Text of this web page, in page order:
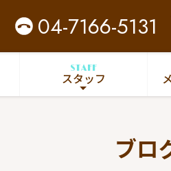
04-7166-5131
STAFF
スタッフ
ブロ